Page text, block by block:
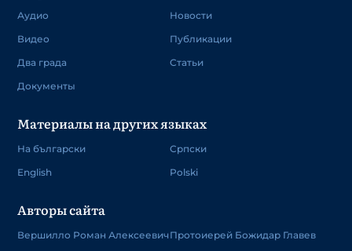
Аудио
Видео
Два града
Документы
Новости
Публикации
Статьи
Материалы на других языках
На български
English
Српски
Polski
Авторы сайта
Вершилло Роман Алексеевич Протоиерей Божидар Главев